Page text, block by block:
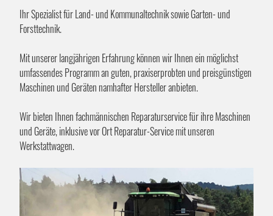
Ihr Spezialist für Land- und Kommunaltechnik sowie Garten- und
Forsttechnik.
Mit unserer langjährigen Erfahrung können wir Ihnen ein möglichst
umfassendes Programm an guten, praxiserprobten und preisgünstigen
Maschinen und Geräten namhafter Hersteller anbieten.
Wir bieten Ihnen fachmännischen Reparaturservice für ihre Maschinen
und Geräte, inklusive vor Ort Reparatur-Service mit unseren
Werkstattwagen.